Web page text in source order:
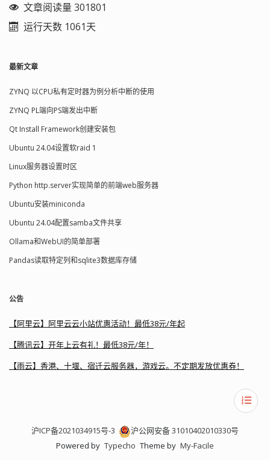
文章阅读量 301801
运行天数 1061天
最新文章
ZYNQ 以CPU私有定时器为例分析中断的使用
ZYNQ PL端向PS端发出中断
Qt Install Framework创建安装包
Ubuntu 24.04设置软raid 1
Linux服务器设置时区
Python http.server实现简单的前端web服务器
Ubuntu安装miniconda
Ubuntu 24.04配置samba文件共享
Ollama和WebUI的简单部署
Pandas读取特定列和sqlite3数据库存储
公告
【阿里云】阿里云云小站优惠活动！最低38元/年起
【腾讯云】开年上云有礼！最低38元/年！
【雨云】香港、十堰、宿迁云服务器，游戏云。不定期发放优惠券！
沪ICP备2021034915号-3
沪公网安备 31010402010330号
Powered by Typecho Theme by My-Facile